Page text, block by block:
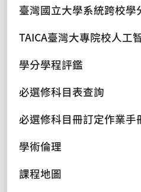
臺灣國立大學系統跨校學
TAICA臺灣大專院校人工
學分學程評鑑
必選修科目表查詢
必選修科目冊訂定作業手
學術倫理
課程地圖